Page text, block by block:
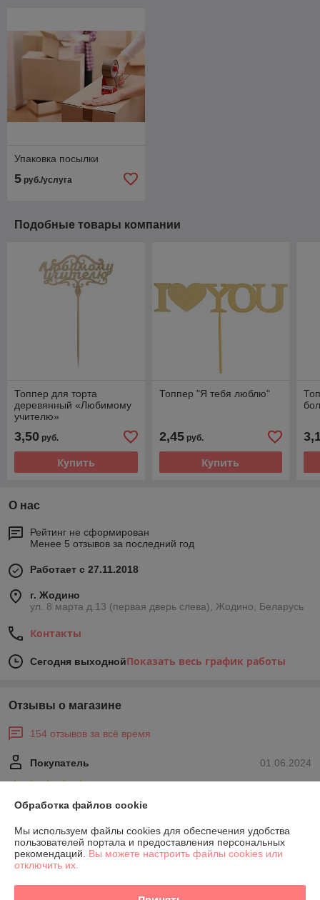
Упаковка посылки
5 руб./услуга
Подобные товары компании
Топпер для торта
деревянный «Любимому
учителю»
3,50 руб.
Купить
Топпер "Я тебя люблю"
2,45руб.
Купить
О нас
Рейтинг не сформирован
Менее 5 отзывов за последний год
Работает с 27.11.2018
г. Жодино
ул. 8 марта д.13 (первая дверь слева), Жодино, Беларусь
Контакты
Сегодня выходнойПоказать весь график работы
Отзывы о магазине
154 отзывов за всё время
01.06.2024
Покупатель
Отлично
Сделка подтверждена через корзину
18.04.2024
Алина
Обработка файлов cookie
Мы используем файлы cookies для обеспечения удобства
пользователей портала и предоставления персональных
рекомендаций. Вы можете настроить файлы cookies или
отключить их.